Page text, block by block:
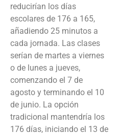
reducirían los días
escolares de 176 a 165,
añadiendo 25 minutos a
cada jornada. Las clases
serían de martes a viernes
o de lunes a jueves,
comenzando el 7 de
agosto y terminando el 10
de junio. La opción
tradicional mantendría los
176 días, iniciando el 13 de